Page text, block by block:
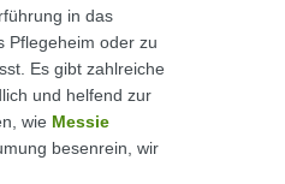
in das
Pflegeheim oder zu
Es gibt zahlreiche
und helfend zur
wie Messie
besenrein, wir